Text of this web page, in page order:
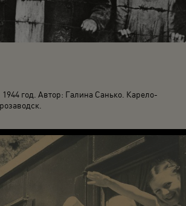
год. Автор: Галина Санько. Карело-